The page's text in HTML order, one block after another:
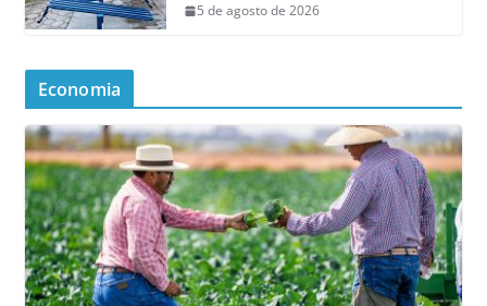
5 de agosto de 2026
Economia